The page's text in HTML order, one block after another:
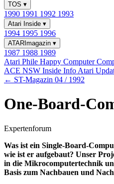
TOS ▾
1990 1991 1992 1993
Atari Inside ▾
1994 1995 1996
ATARImagazin ▾
1987 1988 1989
Atari Phile Happy Computer
ACE NSW Inside Info Atari
← ST-Magazin 04 / 1992
One-Board-
Expertenforum
Was ist ein Single-Board-
wie ist er aufgebaut? Unser
in die Mikrocomputertechnik
Basis zum Nachbauen und